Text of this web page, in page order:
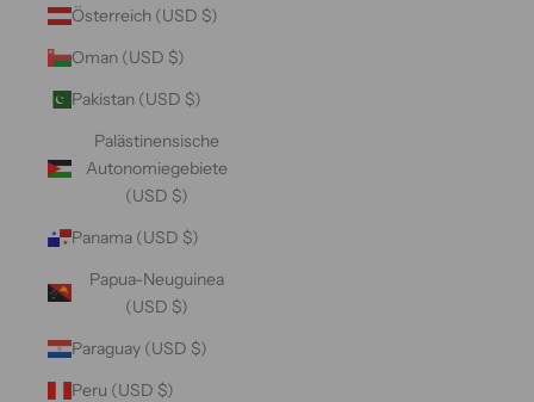
Österreich (USD $)
Oman (USD $)
Pakistan (USD $)
Palästinensische
Autonomiegebiete
(USD $)
Panama (USD $)
Papua-Neuguinea
(USD $)
Paraguay (USD $)
Peru (USD $)